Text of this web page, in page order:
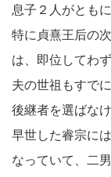
息子２人がとも
特に貞熹王后の
は、即位してわ
夫の世祖もすで
後継者を選ばな
早世した睿宗に
なっていて、二